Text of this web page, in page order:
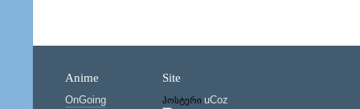
Anime
OnGoing
Site
ჰოსტერი uCoz